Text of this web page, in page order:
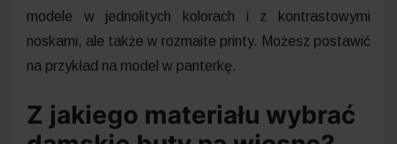
modele w jednolitych kolorach i z kontrastowymi
noskami, ale także w rozmaite printy. Możesz postawić
na przykład na model w panterkę.
Z jakiego materiału wybrać